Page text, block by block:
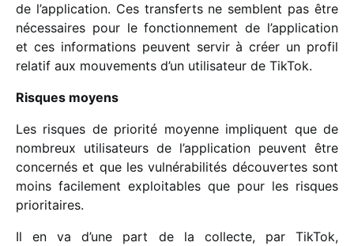
de l’application. Ces trans­ferts ne semblent pas être
néces­saires pour le fonc­tion­ne­ment de l’application
et ces infor­ma­tions peuvent servir à créer un profil
rela­tif aux mouve­ments d’un utili­sa­teur de TikTok.
Risques moyens
Les risques de prio­rité moyenne impliquent que de
nombreux utili­sa­teurs de l’application peuvent être
concer­nés et que les vulné­ra­bi­li­tés décou­vertes sont
moins faci­le­ment exploi­tables que pour les risques
prioritaires.
Il en va d’une part de la collecte, par TikTok,